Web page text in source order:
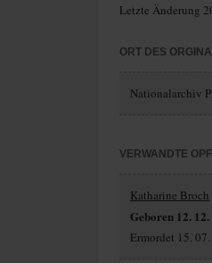
Letzte Änderung
ORT DES
Nationalarchiv
VERWANDTE
Katharine Broch
Geboren 12.
Ermordet 15.